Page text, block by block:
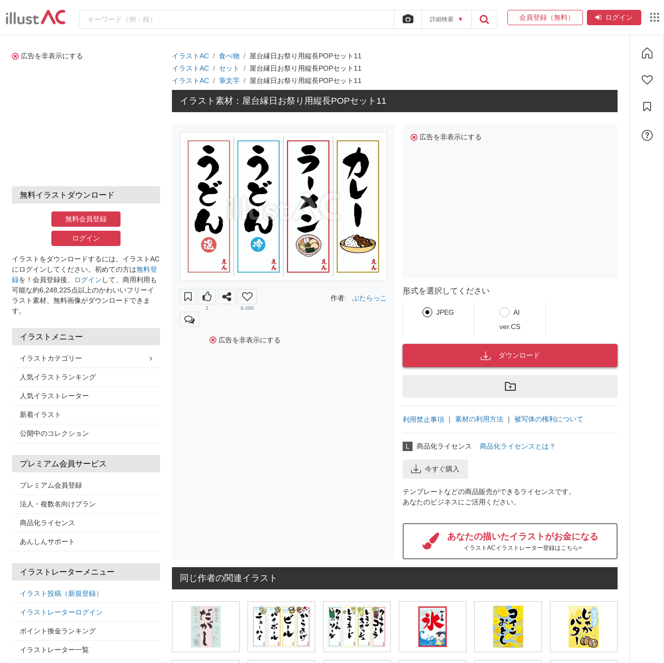
詳細検索 ▼ 会員登録（無料） ログイン
広告を非表示にする
無料イラストダウンロード
無料会員登録
ログイン
イラストをダウンロードするには、イラストAC
にログインしてください。初めての方は無料登
録を！会員登録後、 ログイン して、商用利用も
可能な約6,248,225点以上のかわいいフリーイ
ラスト素材、無料画像がダウンロードできま
す。
イラストメニュー
イラストカテゴリー
人気イラストランキング
人気イラストレーター
新着イラスト
公開中のコレクション
プレミアム会員サービス
プレミアム会員登録
法人・複数名向けプラン
商品化ライセンス
あんしんサポート
イラストレーターメニュー
イラスト投稿（新規登録）
イラストレーターログイン
ポイント換金ランキング
イラストレーター一覧
イラストAC 食べ物
屋台縁日お祭り用縦長POPセット11
イラストAC
セット
屋台縁日お祭り用縦長POPセット11
イラストAC
筆文字 屋台縁日お祭り用縦長POPセット11
イラスト素材：屋台縁日お祭り用縦長POPセット11
2 8,490
作者: ぶたらっこ
広告を非表示にする
広告を非表示にする
形式を選択してください
JPEG
AI
ver.CS
ダウンロード
利用禁止事項 ｜ 素材の利用方法 ｜ 被写体の権利について
L 商品化ライセンス 商品化ライセンスとは？
今すぐ購入
テンプレートなどの商品販売ができるライセンスです。
あなたのビジネスにご活用ください。
あなたの描いたイラストがお金になる
イラストACイラストレーター登録はこちら>
同じ作者の関連イラスト